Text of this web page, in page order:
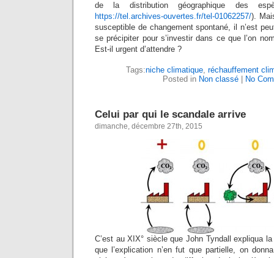
de la distribution géographique des
https://tel.archives-ouvertes.fr/tel-01062257/).
susceptible de changement spontané, il n’est
se précipiter pour s’investir dans ce que l’on
Est-il urgent d’attendre ?
Tags:niche climatique, réchauffement
Posted in Non classé| No
Celui par qui le scandale arrive
dimanche, décembre 27th, 2015
C’est au XIX° siècle que John Tyndall expliqua
que l’explication n’en fut que partielle, on